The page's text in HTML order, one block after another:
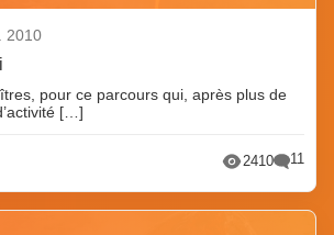
2010
pour ce parcours qui, après plus de
[…]
2410 11